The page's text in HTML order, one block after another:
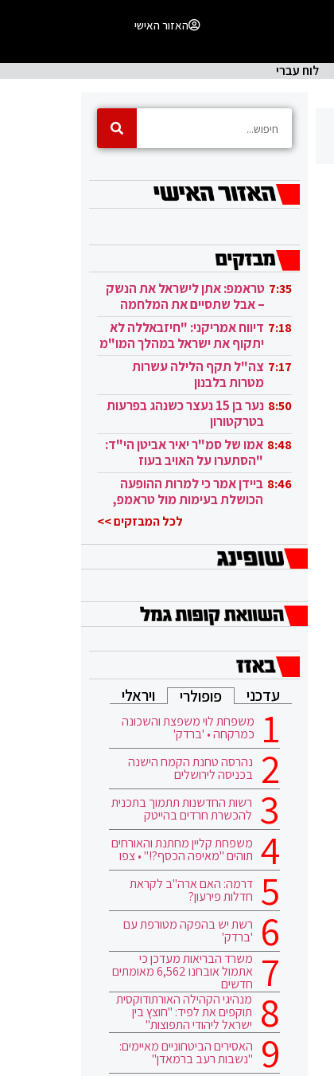
האזור האישי
לוח עברי
7:35 טראמפ: אתן לישראל את הנשק
– אבל שתסיים את המלחמה
בעזה 7:18 דיווח אמריקני: "חיזבאללה לא
יתקוף את ישראל במהלך המו"מ
בקטאר" 7:17 צה"ל תקף הלילה עשרות
מטרות בלבנון
8:50
נער בן 15 נעצר כשנהג בפרעות
בטרקטורון
8:48 אמו של סמ"ר יאיר אביטן הי"ד:
"הסתערו על האויב בעוז
ובגבורה" 8:46 ביידן אמר כי למרות ההופעה
הכושלת בעימות מול טראמפ,
לכל המבזקים >>
עדכני פופולרי ויראלי
משפחת לוי משפצת והשכונה
כמרקחה • 'ברדק'
נהרסה טחנת הקמח הישנה
בכניסה לירושלים
רשות החדשנות תתמוך בתכנית
להכשרת חרדים בהייטק
משפחת קליין מחתנת והאורחים
תוהים "מאיפה הכסף?!" • צפו
דרמה: האם ארה"ב לקראת
חדלות פירעון?
רשת יש בהפקה מטורפת עם
'ברדק'
משרד הבריאות מעדכן כי
אתמול אובחנו 6,562 מאומתים
חדשים
מנהיגי הקהילה האורתודוקסית
תוקפים את לפיד: "חוצץ בין
ישראל ליהודי התפוצות"
האסירים הביטחוניים מאיימים:
"נשבות רעב ברמאדן"